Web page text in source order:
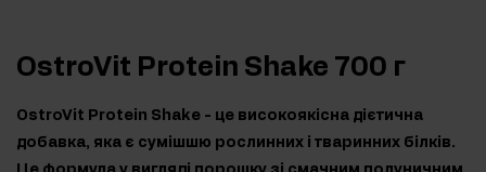
OstroVit Protein Shake 700 г
OstroVit Protein Shake - це високоякісна дієтична
добавка, яка є сумішшю рослинних і тваринних білків.